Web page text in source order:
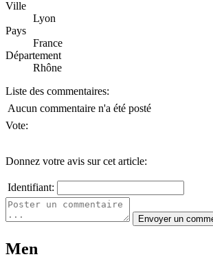
Ville
Lyon
Pays
France
Département
Rhône
Liste des commentaires:
Aucun commentaire n'a été posté
Vote:
Donnez votre avis sur cet article:
Identifiant:
Men